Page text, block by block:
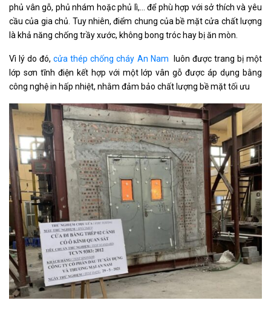
phủ vân gỗ, phủ nhám hoặc phủ lì,… để phù hợp với sở thích và yêu
cầu của gia chủ. Tuy nhiên, điểm chung của bề mặt cửa chất lượng
là khả năng chống trầy xước, không bong tróc hay bị ăn mòn.
Vì lý do đó,cửa thép chống cháy An Nam
luôn được trang bị một
lớp sơn tĩnh điện kết hợp với một lớp vân gỗ được áp dụng bằng
công nghệ in hấp nhiệt, nhằm đảm bảo chất lượng bề mặt tối ưu